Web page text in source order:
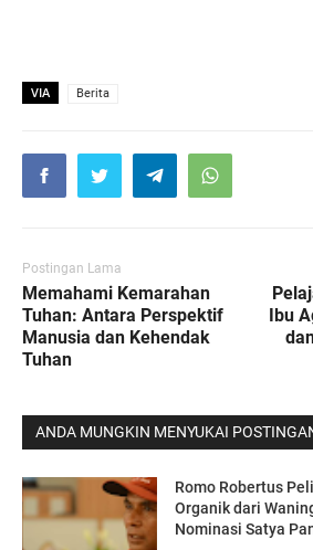
VIA Berita
Postingan Lama
Memahami Kemarahan
Tuhan: Antara Perspektif
Manusia dan Kehendak
Tuhan
Ibu
ANDA MUNGKIN MENYUKAI
Romo Robertus
Organik dari
Nominasi Satya